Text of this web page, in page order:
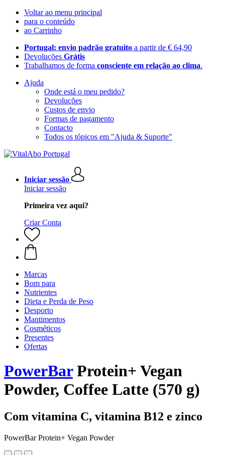
Voltar ao menu principal
para o conteúdo
ao Carrinho
Portugal: envio padrão gratuito a partir de € 64,90
Devoluções Grátis
Trabalhamos de forma consciente em relação ao clima.
Ajuda
Onde está o meu pedido?
Devoluções
Custos de envio
Formas de pagamento
Contacto
Todos os tópicos em "Ajuda & Suporte"
Iniciar sessão
Iniciar sessão
Primeira vez aqui?
Criar Conta
Marcas
Bom para
Nutrientes
Dieta e Perda de Peso
Desporto
Mantimentos
Cosméticos
Presentes
Ofertas
PowerBarProtein+ Vegan
Powder, Coffee Latte (570 g)
Com vitamina C, vitamina B12 e zinco
PowerBar Protein+ Vegan Powder